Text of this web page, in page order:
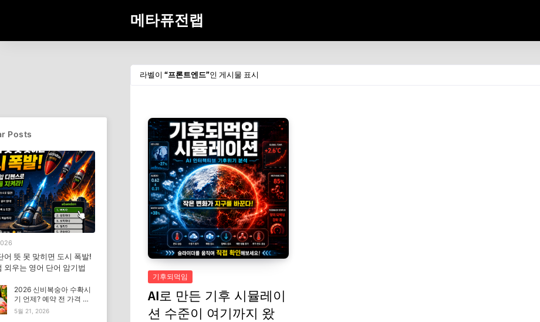
메타퓨전랩
라벨이 프론트엔드 인 게시물 표시
기후되먹임
AI로 만든 기후 시뮬레이
션 수준이 여기까지 왔
Posts
어 뜻 못 맞히면 도시 폭발!
외우는 영어 단어 암기법
2026 신비복숭아 수확시
기 언제? 예약 전 가격 기
준 모르면 잘못 삽니다
5월 21, 2026